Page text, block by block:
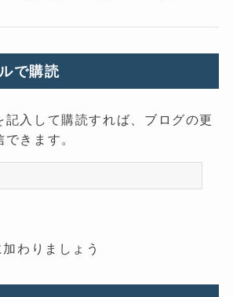
で購読
記入して購読すれば、ブログの更
きます。
わりましょう